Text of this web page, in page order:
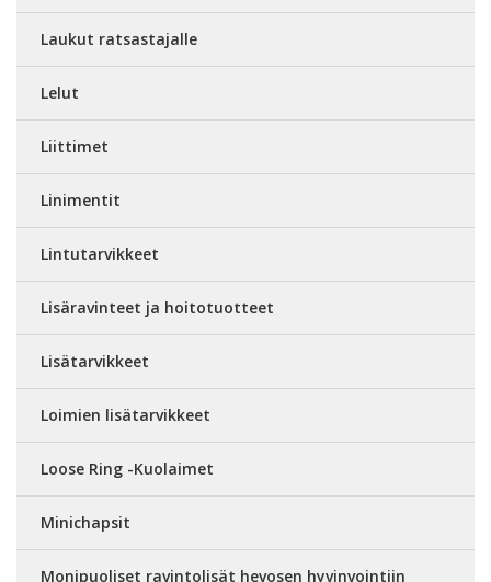
Laukut ratsastajalle
Lelut
Liittimet
Linimentit
Lintutarvikkeet
Lisäravinteet ja hoitotuotteet
Lisätarvikkeet
Loimien lisätarvikkeet
Loose Ring -Kuolaimet
Minichapsit
Monipuoliset ravintolisät hevosen hyvinvointiin